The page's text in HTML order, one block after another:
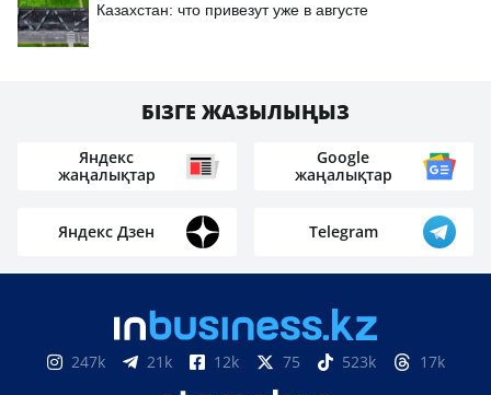
Казахстан: что привезут уже в августе
БІЗГЕ ЖАЗЫЛЫҢЫЗ
Яндекс
жаңалықтар
Google
жаңалықтар
Яндекс Дзен Telegram
247k 21k 12k 75 523k 17k